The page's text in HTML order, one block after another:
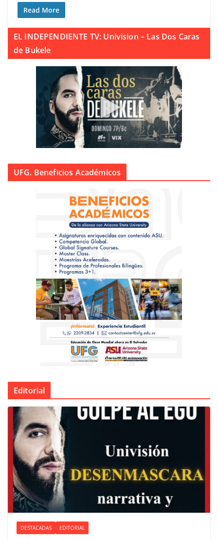
Read More
EL INDEPENDIENTE TV: Univision – Las Dos Caras
de Bukele
UFG. Beneficios Académicos
Editorial
DESTACADAS EDITORIAL